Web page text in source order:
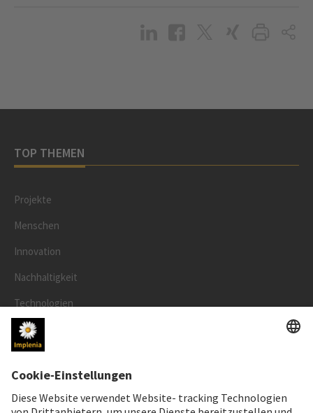
TOP THEMEN
Projekte
Menschen
Innovation
Nachhaltigkeit
Technologien
Sicherheit
RECHTLICHES
Impressum